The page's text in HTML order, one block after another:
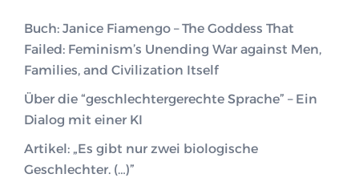
Buch: Janice Fiamengo – The Goddess That
Failed: Feminism’s Unending War against Men,
Families, and Civilization Itself
Über die “geschlechtergerechte Sprache” – Ein
Dialog mit einer KI
Artikel: „Es gibt nur zwei biologische
Geschlechter. (…)”